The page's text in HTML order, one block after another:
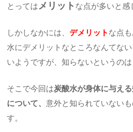
とってはメリット な点が多いと感
しかしなかには、デメリット な点
水にデメリットなところなんてな
いようですが、知らないというのは
そこで今回は炭酸水が身体に与え
について、意外と知られていない
す。